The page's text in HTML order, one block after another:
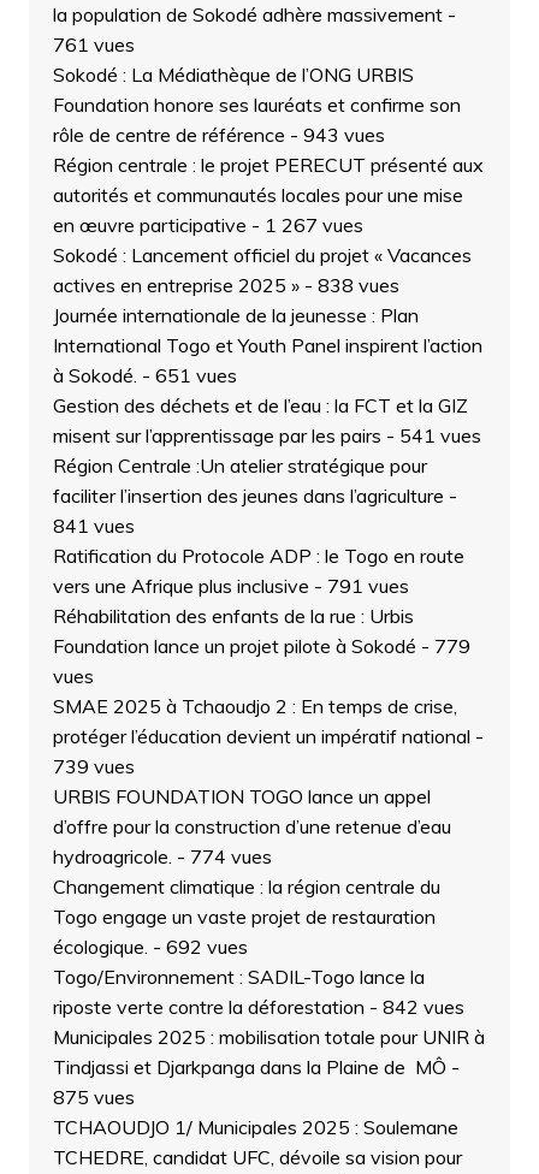
la population de Sokodé adhère massivement-
761 vues
Sokodé : La Médiathèque de l’ONG URBIS
Foundation honore ses lauréats et confirme son
rôle de centre de référence - 943 vues
Région centrale : le projet PERECUT présenté aux
autorités et communautés locales pour une mise
en œuvre participative - 1 267 vues
Sokodé : Lancement officiel du projet « Vacances
actives en entreprise 2025 »- 838 vues
Journée internationale de la jeunesse : Plan
International Togo et Youth Panel inspirent l’action
à Sokodé. - 651 vues
Gestion des déchets et de l’eau : la FCT et la GIZ
misent sur l’apprentissage par les pairs - 541 vues
Région Centrale :Un atelier stratégique pour
faciliter l’insertion des jeunes dans l’agriculture -
841 vues
Ratification du Protocole ADP : le Togo en route
vers une Afrique plus inclusive - 791 vues
Réhabilitation des enfants de la rue : Urbis
Foundation lance un projet pilote à Sokodé - 779
vues
SMAE 2025 à Tchaoudjo 2 : En temps de crise,
protéger l’éducation devient un impératif national -
739 vues
URBIS FOUNDATION TOGO lance un appel
d’offre pour la construction d’une retenue d’eau
hydroagricole. - 774 vues
Changement climatique : la région centrale du
Togo engage un vaste projet de restauration
écologique. - 692 vues
Togo/Environnement : SADIL-Togo lance la
riposte verte contre la déforestation - 842 vues
Municipales 2025 : mobilisation totale pour UNIR à
Tindjassi et Djarkpanga dans la Plaine de MÔ -
875 vues
TCHAOUDJO 1/ Municipales 2025 : Soulemane
TCHEDRE, candidat UFC, dévoile sa vision pour